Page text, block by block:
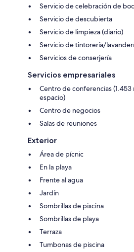
Servicio de celebración de
Servicio de descubierta
Servicio de limpieza (diario)
Servicio de tintorería/
Servicios de conserjería
Servicios empresariales
Centro de conferencias
espacio)
Centro de negocios
Salas de reuniones
Exterior
Área de pícnic
En la playa
Frente al agua
Jardín
Sombrillas de piscina
Sombrillas de playa
Terraza
Tumbonas de piscina